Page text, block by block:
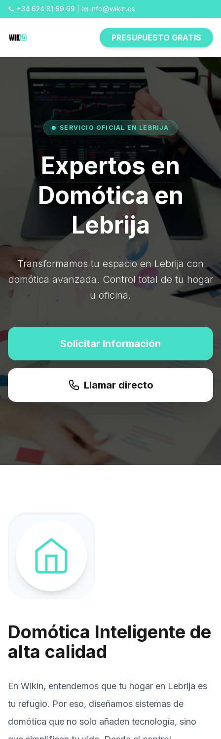
📞 +34 624 81 69 69 | 📧 info@wikin.es
PRESUPUESTO GRATIS
SERVICIO OFICIAL EN LEBRIJA
Expertos en
Domótica en
Lebrija
Transformamos tu espacio en Lebrija con
domótica avanzada. Control total de tu hogar
u oficina.
Solicitar Información
Llamar directo
Domótica Inteligente de
alta calidad
En Wikin, entendemos que tu hogar en Lebrija es
tu refugio. Por eso, diseñamos sistemas de
domótica que no solo añaden tecnología, sino